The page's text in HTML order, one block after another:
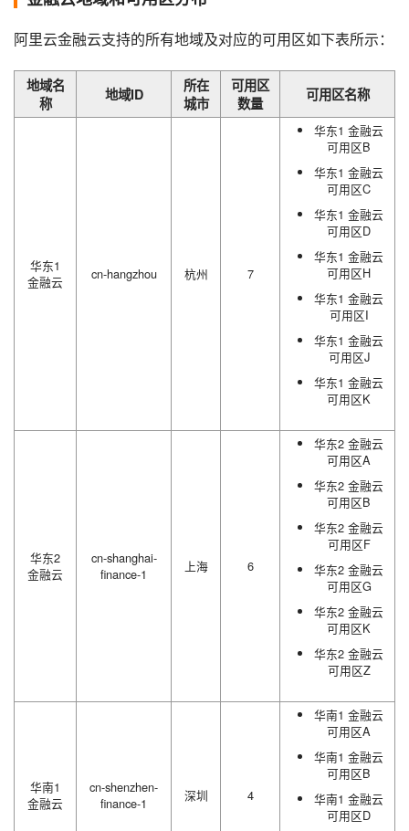
阿里云金融云支持的所有地域及对应的可用区如下表所示：
地域名
称
地域ID
所在
城市
可用区
数量
可用区名称
华东1
金融云
cn-hangzhou 杭州 7
华东1 金融云
可用区B
华东1 金融云
可用区C
华东1 金融云
可用区D
华东1 金融云
可用区H
华东1 金融云
可用区I
华东1 金融云
可用区J
华东1 金融云
可用区K
华东2
金融云
cn-shanghai-
finance-1
上海 6
华东2 金融云
可用区A
华东2 金融云
可用区B
华东2 金融云
可用区F
华东2 金融云
可用区G
华东2 金融云
可用区K
华东2 金融云
可用区Z
华南1
金融云
cn-shenzhen-
finance-1
深圳 4
华南1 金融云
可用区A
华南1 金融云
可用区B
华南1 金融云
可用区D